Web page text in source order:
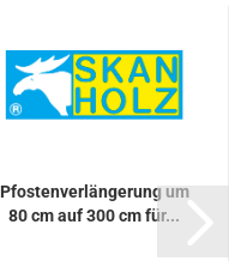
Pfostenverlängerung um
80 cm auf 300 cm für...